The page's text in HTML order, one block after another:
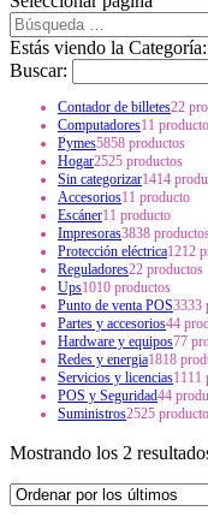
Estás viendo la
Buscar:
Contador de billetes22
Computadores11 producto
Pymes5858 productos
Hogar2525 productos
Sin categorizar1414
Accesorios11 producto
Escáner11 producto
Impresoras3838
Protección eléctrica1212
Reguladores22 productos
Ups1010 productos
Punto de venta POS3333
Partes y accesorios44
Hardware y equipos77
Redes y energia1818
Servicios y licencias1111
POS y Seguridad44
Suministros2525
Mostrando los 2